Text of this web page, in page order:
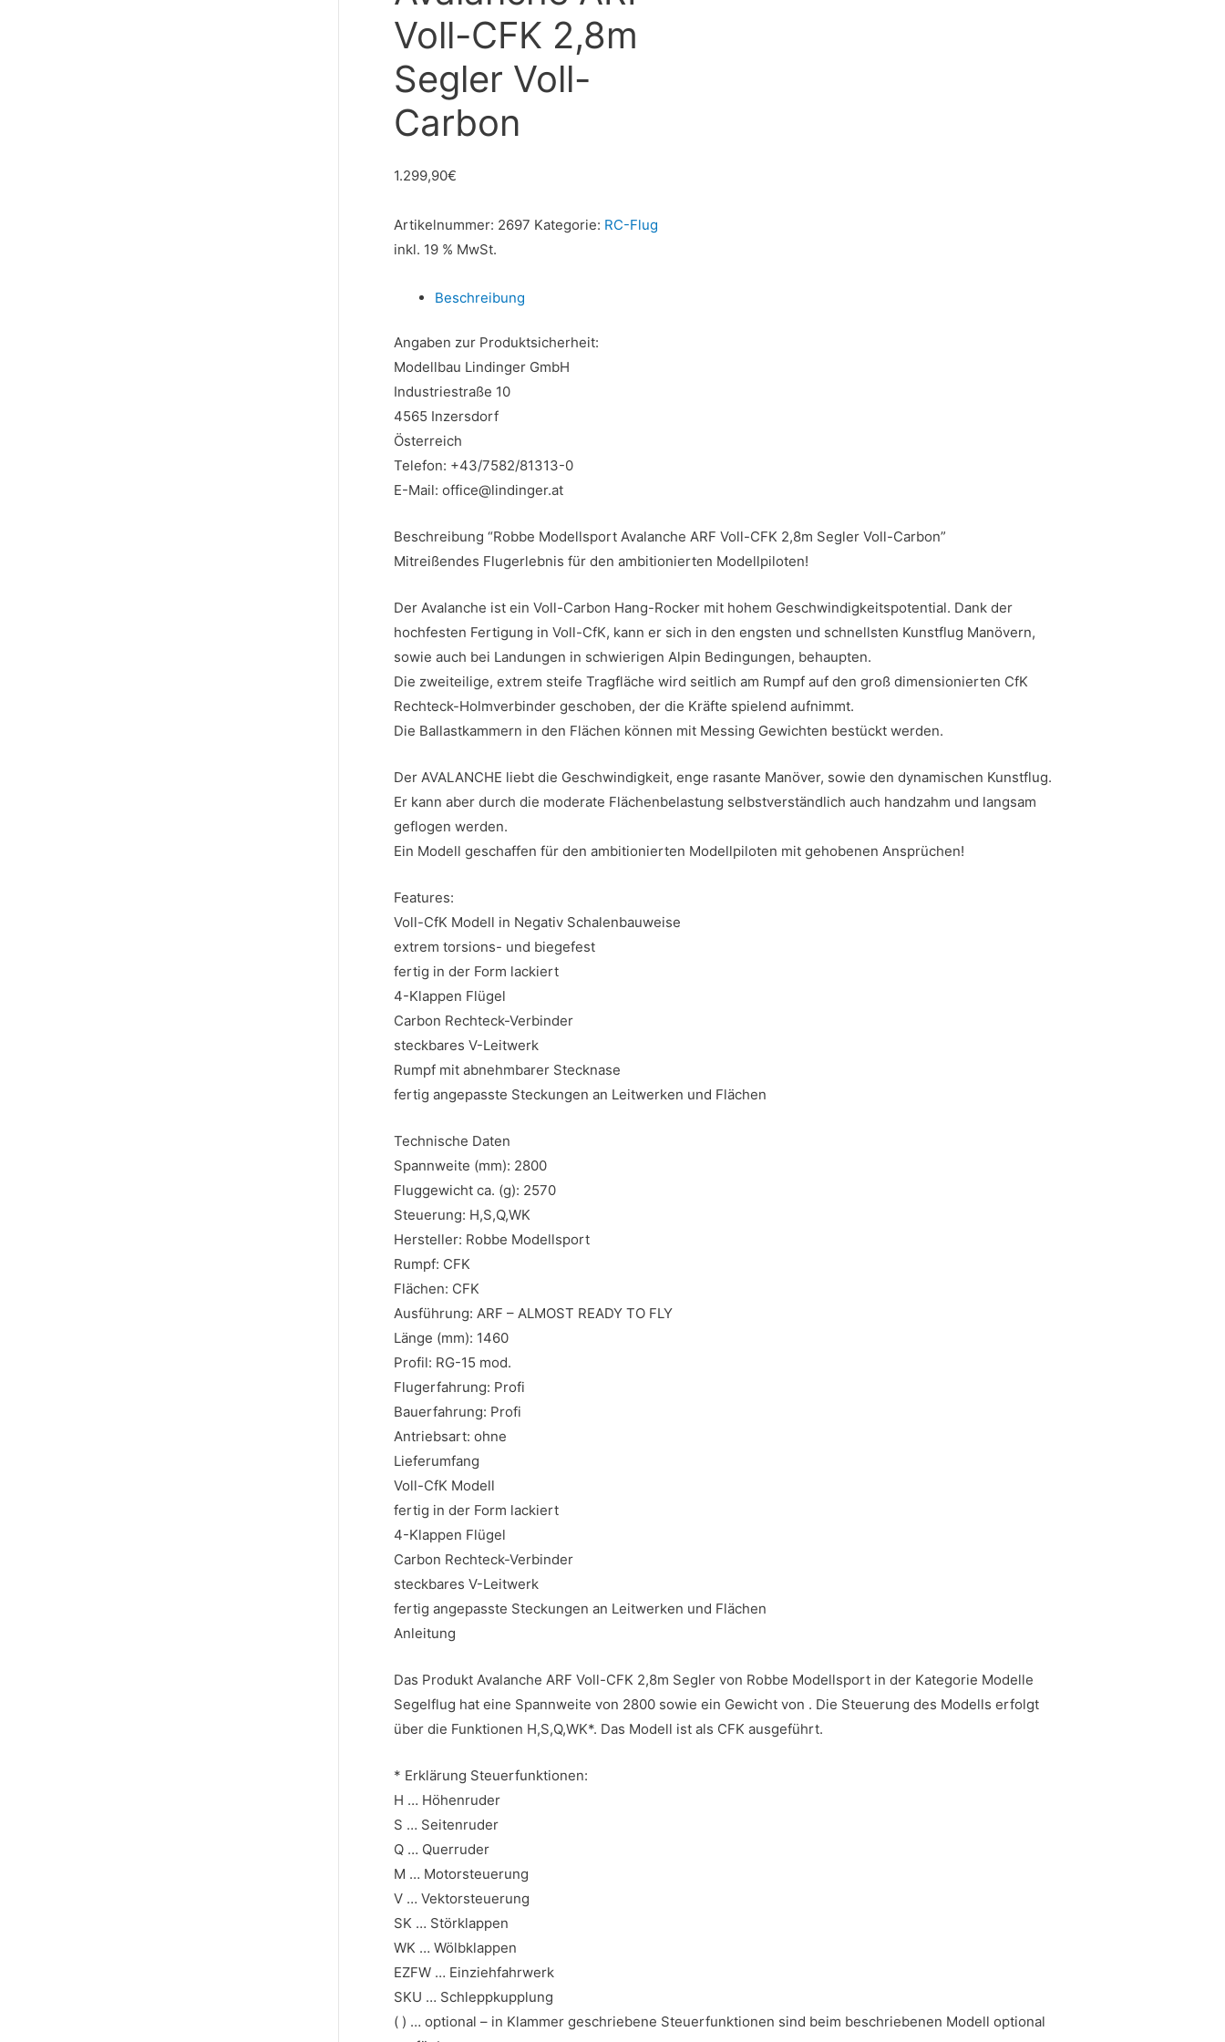
Voll-CFK 2,8m
Segler Voll-
Carbon
1.299,90€
Artikelnummer: 2697 Kategorie: RC-Flug
inkl. 19 % MwSt.
Beschreibung
Angaben zur Produktsicherheit:
Modellbau Lindinger GmbH
Industriestraße 10
4565 Inzersdorf
Österreich
Telefon: +43/7582/81313-0
E-Mail: office@lindinger.at
Beschreibung “Robbe Modellsport Avalanche ARF Voll-CFK 2,8m Segler Voll-Carbon”
Mitreißendes Flugerlebnis für den ambitionierten Modellpiloten!
Der Avalanche ist ein Voll-Carbon Hang-Rocker mit hohem Geschwindigkeitspotential. Dank der
hochfesten Fertigung in Voll-CfK, kann er sich in den engsten und schnellsten Kunstflug Manövern,
sowie auch bei Landungen in schwierigen Alpin Bedingungen, behaupten.
Die zweiteilige, extrem steife Tragfläche wird seitlich am Rumpf auf den groß dimensionierten CfK
Rechteck-Holmverbinder geschoben, der die Kräfte spielend aufnimmt.
Die Ballastkammern in den Flächen können mit Messing Gewichten bestückt werden.
Der AVALANCHE liebt die Geschwindigkeit, enge rasante Manöver, sowie den dynamischen Kunstflug.
Er kann aber durch die moderate Flächenbelastung selbstverständlich auch handzahm und langsam
geflogen werden.
Ein Modell geschaffen für den ambitionierten Modellpiloten mit gehobenen Ansprüchen!
Features:
Voll-CfK Modell in Negativ Schalenbauweise
extrem torsions- und biegefest
fertig in der Form lackiert
4-Klappen Flügel
Carbon Rechteck-Verbinder
steckbares V-Leitwerk
Rumpf mit abnehmbarer Stecknase
fertig angepasste Steckungen an Leitwerken und Flächen
Technische Daten
Spannweite (mm): 2800
Fluggewicht ca. (g): 2570
Steuerung: H,S,Q,WK
Hersteller: Robbe Modellsport
Rumpf: CFK
Flächen: CFK
Ausführung: ARF – ALMOST READY TO FLY
Länge (mm): 1460
Profil: RG-15 mod.
Flugerfahrung: Profi
Bauerfahrung: Profi
Antriebsart: ohne
Lieferumfang
Voll-CfK Modell
fertig in der Form lackiert
4-Klappen Flügel
Carbon Rechteck-Verbinder
steckbares V-Leitwerk
fertig angepasste Steckungen an Leitwerken und Flächen
Anleitung
Das Produkt Avalanche ARF Voll-CFK 2,8m Segler von Robbe Modellsport in der Kategorie Modelle
Segelflug hat eine Spannweite von 2800 sowie ein Gewicht von . Die Steuerung des Modells erfolgt
über die Funktionen H,S,Q,WK*. Das Modell ist als CFK ausgeführt.
* Erklärung Steuerfunktionen:
H … Höhenruder
S … Seitenruder
Q … Querruder
M … Motorsteuerung
V … Vektorsteuerung
SK … Störklappen
WK … Wölbklappen
EZFW … Einziehfahrwerk
SKU … Schleppkupplung
( ) … optional – in Klammer geschriebene Steuerfunktionen sind beim beschriebenen Modell optional